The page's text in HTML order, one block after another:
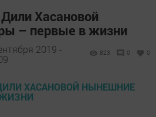
Хасановой
– первые в жизни
2019 -
823 0 0